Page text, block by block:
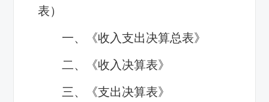
表）
一、《收入支出决算总表》
二、《收入决算表》
三、《支出决算表》